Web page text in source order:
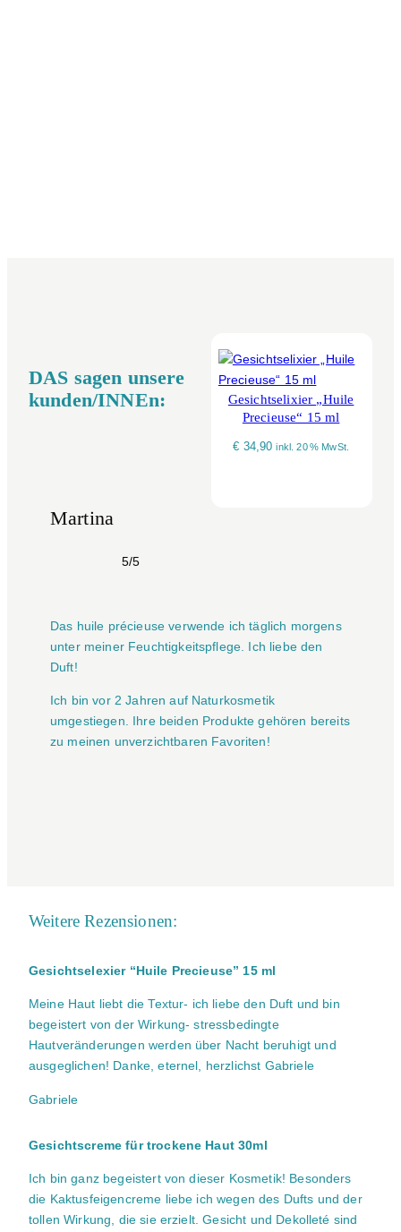
DAS sagen unsere
kunden/INNEn:
Gesichtselixier „Huile
Precieuse“ 15 ml
€ 34,90 inkl. 20 % MwSt.
Martina
5/5
Das huile précieuse verwende ich täglich morgens
unter meiner Feuchtigkeitspflege. Ich liebe den
Duft!
Ich bin vor 2 Jahren auf Naturkosmetik
umgestiegen. Ihre beiden Produkte gehören bereits
zu meinen unverzichtbaren Favoriten!
Weitere Rezensionen:
Gesichtselexier “Huile Precieuse” 15 ml
Meine Haut liebt die Textur- ich liebe den Duft und bin
begeistert von der Wirkung- stressbedingte
Hautveränderungen werden über Nacht beruhigt und
ausgeglichen! Danke, eternel, herzlichst Gabriele
Gabriele
Gesichtscreme für trockene Haut 30ml
Ich bin ganz begeistert von dieser Kosmetik! Besonders
die Kaktusfeigencreme liebe ich wegen des Dufts und der
tollen Wirkung, die sie erzielt. Gesicht und Dekolleté sind